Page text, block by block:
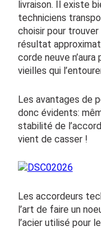
livraison. Il existe
techniciens
choisir pour
résultat
corde neuve
vieilles qui
Les avantages de
donc évidents:
stabilité de
vient de casser !
Les accordeurs
l’art de faire un
l’acier utilisé pour